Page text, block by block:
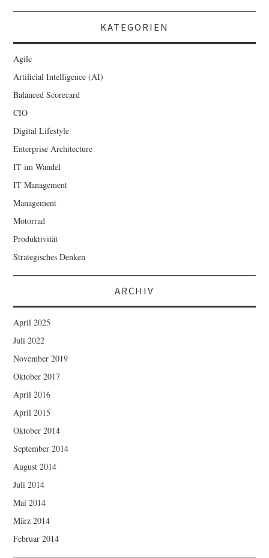
KATEGORIEN
Agile
Artificial Intelligence (AI)
Balanced Scorecard
CIO
Digital Lifestyle
Enterprise Architecture
IT im Wandel
IT Management
Management
Motorrad
Produktivität
Strategisches Denken
ARCHIV
April 2025
Juli 2022
November 2019
Oktober 2017
April 2016
April 2015
Oktober 2014
September 2014
August 2014
Juli 2014
Mai 2014
März 2014
Februar 2014